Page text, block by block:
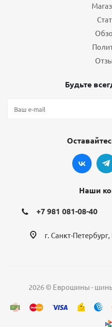
Будьте
Наши
+7 981 081-08-40
г. Санкт-
2026 © Еврошины -